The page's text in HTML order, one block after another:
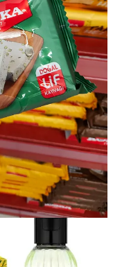
de productos
calidad. Si quieres
– prensado en
o tiendas gourmet
del hummus y otras
tahin helvası) es el